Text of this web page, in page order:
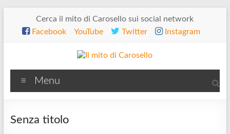
contenuto
Cerca il mito di Carosello sui social network
Facebook
YouTube Twitter Instagram
Il
mito
di
Menu
Senza titolo